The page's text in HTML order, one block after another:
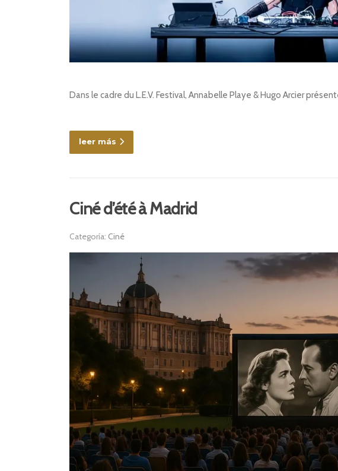
Dans le cadre du L.E.V. Festival, Annabelle Playe & Hugo Arcier
leer más
Ciné d’été à Madrid
Categoría: Ciné